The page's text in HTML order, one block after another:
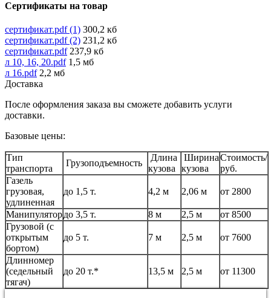
Сертификаты на товар
сертификат.pdf (1) 300,2 кб
сертификат.pdf (2) 231,2 кб
сертификат.pdf 237,9 кб
л 10, 16, 20.pdf 1,5 мб
л 16.pdf 2,2 мб
Доставка
После оформления заказа вы сможете добавить услуги
доставки.
Базовые цены:
Тип
транспорта
Грузоподъемность
Длина
кузова
Ширина
кузова
Стоимость/
руб.
Газель
грузовая,
удлиненная
до 1,5 т. 4,2 м 2,06 м от 2800
Манипулятордо 3,5 т. 8 м 2,5 м
от 8500
Грузовой (с
открытым
бортом)
до 5 т. 7 м 2,5 м от 7600
Длинномер
(седельный
тягач)
до 20 т.* 13,5 м 2,5 м от 11300